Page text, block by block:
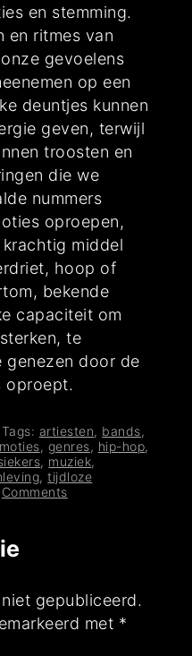
en stemming.
en ritmes van
gevoelens
op een
deuntjes kunnen
geven, terwijl
troosten en
die we
nummers
oproepen,
middel
hoop of
bekende
capaciteit om
te
genezen door de
oproept.
Tags: artiesten, bands,
, genres, hip-hop,
, muziek,
,tijdloze
Comments
gepubliceerd.
met *